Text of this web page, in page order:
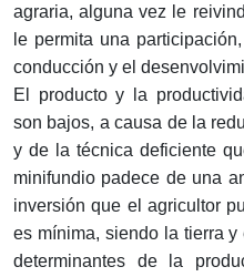
agraria, alguna vez le
le permita una
conducción y el
El producto y la
son bajos, a causa de la
y de la técnica deficiente
minifundio padece de una
inversión que el agricultor
es mínima, siendo la tierra
determinantes de la